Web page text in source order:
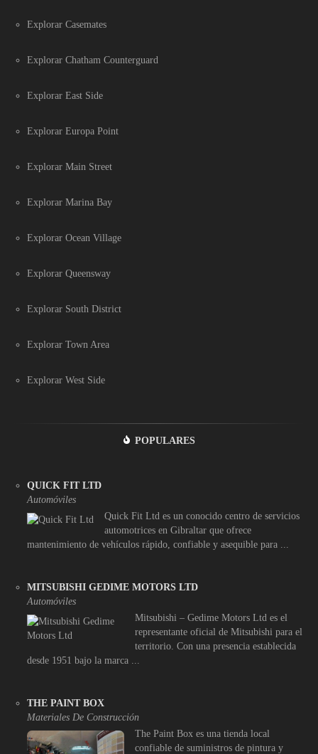
Explorar Casemates
Explorar Chatham Counterguard
Explorar East Side
Explorar Europa Point
Explorar Main Street
Explorar Marina Bay
Explorar Ocean Village
Explorar Queensway
Explorar South District
Explorar Town Area
Explorar West Side
POPULARES
QUICK FIT LTD
Automóviles
Quick Fit Ltd es un conocido centro de servicios
automotrices en Gibraltar que ofrece
mantenimiento de vehículos rápido, confiable y asequible para ...
MITSUBISHI GEDIME MOTORS LTD
Automóviles
Mitsubishi – Gedime Motors Ltd es el
representante oficial de Mitsubishi para el
territorio. Con una presencia establecida
desde 1951 bajo la marca ...
THE PAINT BOX
Materiales De Construcción
The Paint Box es una tienda local
confiable de suministros de pintura y